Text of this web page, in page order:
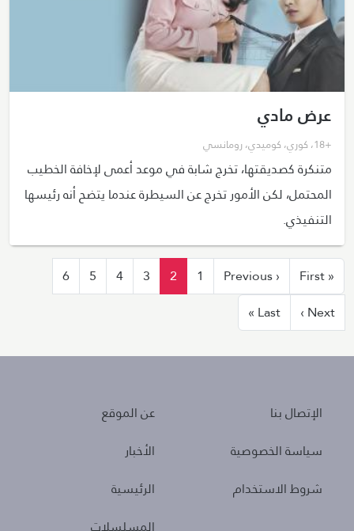
عرض مادي
+18 ، كوري، كوميدي، رومانسي
متنكرة كصديقتها، تخرج شابة في موعد أعمى لإخافة الخطيب
المحتمل، لكن الأمور تخرج عن السيطرة عندما يتضح أنه رئيسها
التنفيذي.
ترقيم الصفحات
« First الصفحة الأولى
‹ Previous الصفحة السابقة
1
2
3
4
5
6
Next ›
الصفحة التالية
Last »
Policies
الإتصال بنا
سياسة الخصوصية
شروط الاستخدام
About
عن الموقع
الأخبار
الرئيسية